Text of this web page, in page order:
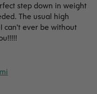
step down in weight
The usual high
can't ever be without